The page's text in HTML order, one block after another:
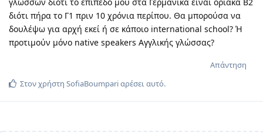
διότι πήρα το Γ1 πριν 10 χρόνια περίπου. Θα μπορούσα να
δουλέψω για αρχή εκεί ή σε κάποιο international school? Ή
προτιμούν μόνο native speakers Αγγλικής γλώσσας?
Απάντηση
Στον χρήστη SofiaBoumpariαρέσει αυτό.